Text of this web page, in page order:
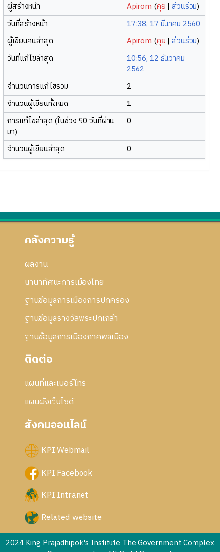
ผู้สร้างหน้า Apirom (คุย |ส่วนร่วม)
วันที่สร้างหน้า
17:38, 17 มีนาคม 2560
ผู้เขียนคนล่าสุด
Apirom (คุย |ส่วนร่วม)
วันที่แก้ไขล่าสุด
10:56, 12 ธันวาคม
2562
จำนวนการแก้ไขรวม
2
จำนวนผู้เขียนทั้งหมด
1
การแก้ไขล่าสุด (ในช่วง 90 วันที่ผ่าน
มา)
0
จำนวนผู้เขียนล่าสุด 0
คลังความรู้
ผลงาน
นานาทัศนะการเมืองไทย
ฐานข้อมูลการเมืองการปกครอง
ฐานข้อมูลรางวัลพระปกเกล้า
ฐานข้อมูลการเมืองภาคพลเมือง
ติดต่อ
แผนที่และเบอร์โทร
แผนผังเว็บไซด์
สังคมออนไลน์
KPI Webmail
KPI Facebook
KPI Intranet
Related website
2024 King Prajadhipok's Institute The Government Complex